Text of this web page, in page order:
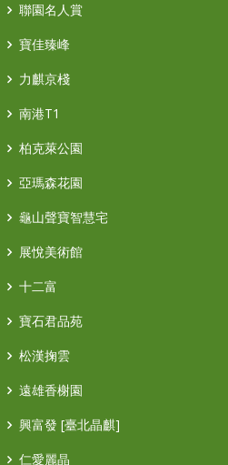
聯園名人賞
寶佳臻峰
力麒京棧
南港T1
柏克萊公園
亞瑪森花園
龜山聲寶智慧宅
展悅美術館
十二富
寶石君品苑
松漢掬雲
遠雄香榭園
興富發 [臺北晶麒]
仁愛麗晶